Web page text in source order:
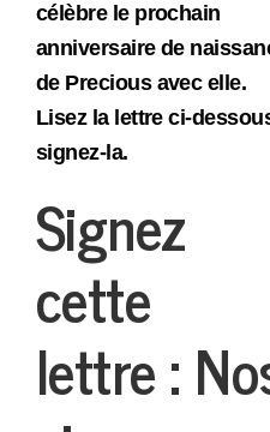
célèbre le prochain
anniversaire de
de Precious avec elle.
Lisez la lettre ci-
signez-la.
Signez
cette
lettre :